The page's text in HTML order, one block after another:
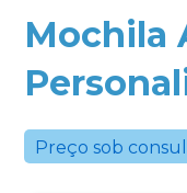
Mochila
Preço sob